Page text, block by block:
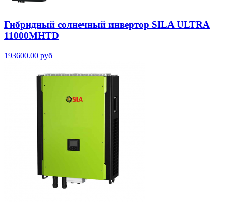
Гибридный солнечный инвертор SILA ULTRA
11000MHTD
193600.00 руб